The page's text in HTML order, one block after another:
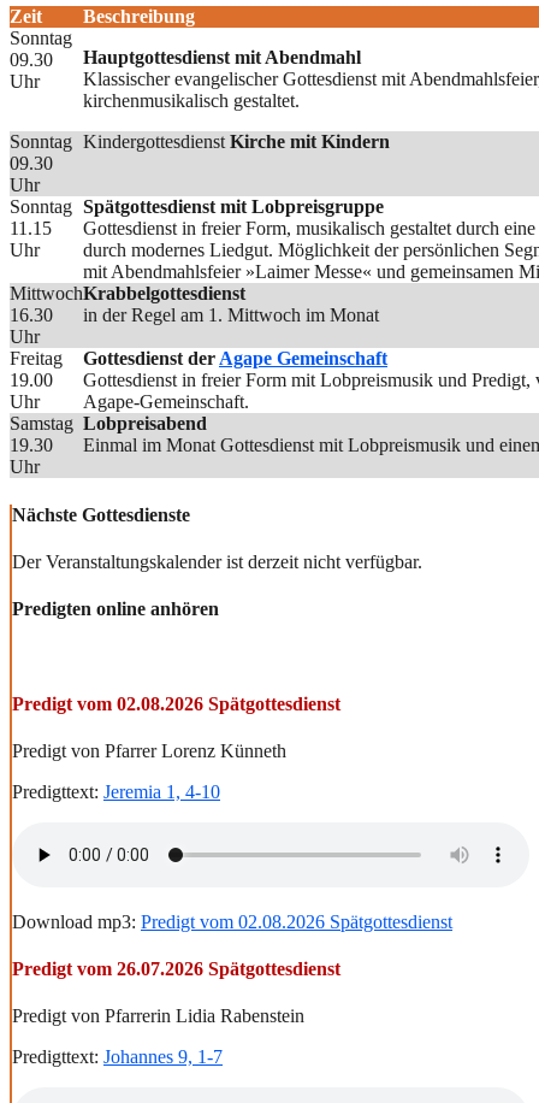
Zeit
Beschreibung
Sonntag
09.30
Uhr
Hauptgottesdienst mit Abendmahl
Klassischer evangelischer Gottesdienst mit
kirchenmusikalisch gestaltet.
Sonntag
09.30
Uhr
Kindergottesdienst Kirche mit Kindern
Sonntag
11.15
Uhr
Spätgottesdienst mit Lobpreisgruppe
Gottesdienst in freier Form, musikalisch gestaltet durch
durch modernes Liedgut. Möglichkeit der persönlichen
mit Abendmahlsfeier »Laimer Messe« und gemeinsamen
Mittwoch
16.30
Uhr
Krabbelgottesdienst
in der Regel am 1. Mittwoch im Monat
Freitag
19.00
Uhr
Gottesdienst der Agape Gemeinschaft
Gottesdienst in freier Form mit Lobpreismusik und Predigt,
Agape-Gemeinschaft.
Samstag
19.30
Uhr
Lobpreisabend
Einmal im Monat Gottesdienst mit Lobpreismusik und
Nächste Gottesdienste
Der Veranstaltungskalender ist derzeit nicht verfügbar.
Predigten online anhören
Predigt vom 02.08.2026 Spätgottesdienst
Predigt von Pfarrer Lorenz Künneth
Predigttext: Jeremia 1, 4-10
Download mp3: Predigt vom 02.08.2026 Spätgottesdienst
Predigt vom 26.07.2026 Spätgottesdienst
Predigt von Pfarrerin Lidia Rabenstein
Predigttext: Johannes 9, 1-7